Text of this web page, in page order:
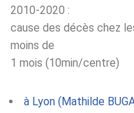
2010-2020 :
cause des décès chez
moins de
1 mois (10min/centre)
à Lyon (Mathilde